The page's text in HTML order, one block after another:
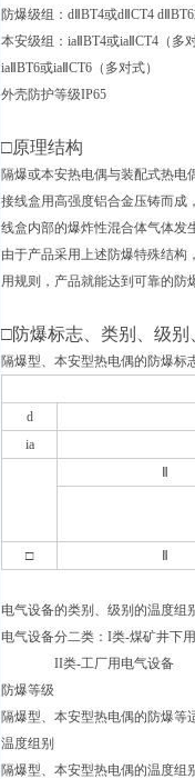
防爆级组：d BT4或d CT4 d BT6
本安级组：ia BT4或ia CT4 （多
ia BT6或ia CT6 （多对式）
外壳防护等级IP65
□原理结构
隔爆或本安热电偶与装配式热电
接线盒用高强度铝合金压铸而成
线盒内部的爆炸性混合体气体发
由于产品采用上述防爆特殊结构
用规则，产品就能达到可靠的防
□防爆标志、类别、级别
隔爆型、本安型热电偶的防爆标
d
ia
□
电气设备的类别、级别的温度组
电气设备分二类：I类-煤矿井下
II类-工厂用电气设备
防爆等级
隔爆型、本安型热电偶的防爆等
温度组别
隔爆型、本安型热电偶的温度组